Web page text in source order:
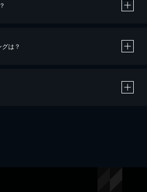
レジットカード決済による作品の購入 / レンタルです。
作品の購入 / レンタルは、20％のポイント還元です。
は？